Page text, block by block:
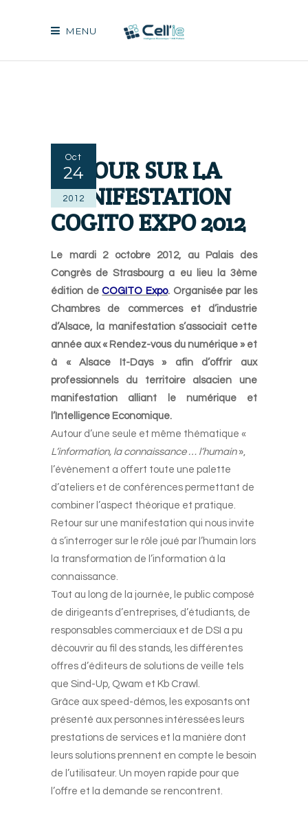
MENU
Oct
24
2012
RETOUR SUR LA
MANIFESTATION
COGITO EXPO 2012
Le mardi 2 octobre 2012, au Palais des
Congrès de Strasbourg a eu lieu la 3ème
édition deCOGITO Expo. Organisée par les
Chambres de commerces et d’industrie
d’Alsace, la manifestation s’associait cette
année aux « Rendez-vous du numérique » et
à « Alsace It-Days » afin d’offrir aux
professionnels du territoire alsacien une
manifestation alliant le numérique et
l’Intelligence Economique.
Autour d’une seule et même thématique «
L’information, la connaissance … l’humain»,
l’évènement a offert toute une palette
d’ateliers et de conférences permettant de
combiner l’aspect théorique et pratique.
Retour sur une manifestation qui nous invite
à s’interroger sur le rôle joué par l’humain lors
la transformation de l’information à la
connaissance.
Tout au long de la journée, le public composé
de dirigeants d’entreprises, d’étudiants, de
responsables commerciaux et de DSI a pu
découvrir au fil des stands, les différentes
offres d’éditeurs de solutions de veille tels
que Sind-Up, Qwam et Kb Crawl.
Grâce aux speed-démos, les exposants ont
présenté aux personnes intéressées leurs
prestations de services et la manière dont
leurs solutions prennent en compte le besoin
de l’utilisateur. Un moyen rapide pour que
l’offre et la demande se rencontrent.